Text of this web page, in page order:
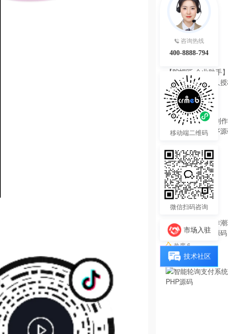
6980.00
【陀螺匠·企业助手
理系统独立版永久
热度 7
3000.00
好物盲盒开发制作
软件系统小程序源码
热度 6
咨询热线
400-8888-794
移动端二维码
微信扫码咨询
市场入驻
技术社区